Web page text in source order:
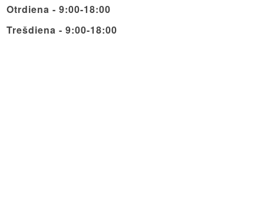
Otrdiena - 9:00-18:00
Trešdiena - 9:00-18:00